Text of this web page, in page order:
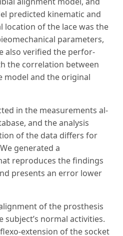
predicted kinematic and
location of the lace was the
parameters,
also verified the perfor­
the correlation between
model and the original
in the measurements al­
and the analysis
of the data differs for
generated a
reproduces the findings
presents an error lower
of the prosthesis
normal activities.
extension of the socket